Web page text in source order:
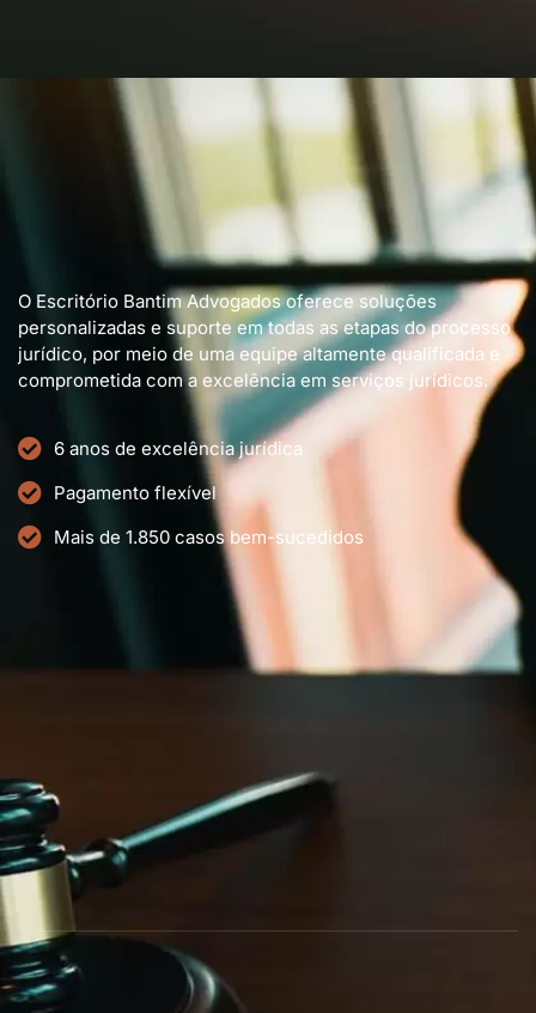
O Escritório Bantim Advogados oferece soluções
personalizadas e suporte em todas as etapas do processo
jurídico, por meio de uma equipe altamente qualificada e
comprometida com a excelência em serviços jurídicos.
6 anos de excelência jurídica
Pagamento flexível
Mais de 1.850 casos bem-sucedidos